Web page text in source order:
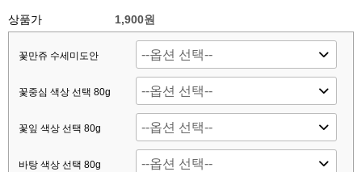
상품가 1,900원
꽃만쥬 수세미도안
꽃중심 색상 선택 80g
꽃잎 색상 선택 80g
바탕 색상 선택 80g